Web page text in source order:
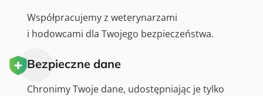
Współpracujemy z weterynarzami
i hodowcami dla Twojego bezpieczeństwa.
Bezpieczne dane
Chronimy Twoje dane, udostępniając je tylko